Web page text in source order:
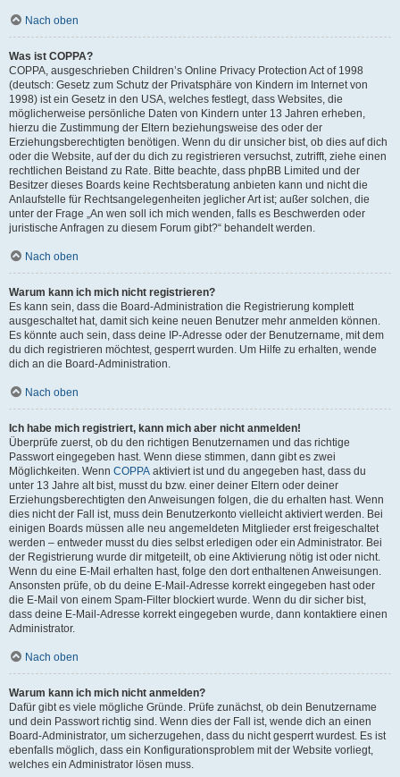
Nach oben
Was ist COPPA?
COPPA, ausgeschrieben Children’s Online Privacy Protection Act of 1998
(deutsch: Gesetz zum Schutz der Privatsphäre von Kindern im Internet von
1998) ist ein Gesetz in den USA, welches festlegt, dass Websites, die
möglicherweise persönliche Daten von Kindern unter 13 Jahren erheben,
hierzu die Zustimmung der Eltern beziehungsweise des oder der
Erziehungsberechtigten benötigen. Wenn du dir unsicher bist, ob dies auf dich
oder die Website, auf der du dich zu registrieren versuchst, zutrifft, ziehe einen
rechtlichen Beistand zu Rate. Bitte beachte, dass phpBB Limited und der
Besitzer dieses Boards keine Rechtsberatung anbieten kann und nicht die
Anlaufstelle für Rechtsangelegenheiten jeglicher Art ist; außer solchen, die
unter der Frage „An wen soll ich mich wenden, falls es Beschwerden oder
juristische Anfragen zu diesem Forum gibt?“ behandelt werden.
Nach oben
Warum kann ich mich nicht registrieren?
Es kann sein, dass die Board-Administration die Registrierung komplett
ausgeschaltet hat, damit sich keine neuen Benutzer mehr anmelden können.
Es könnte auch sein, dass deine IP-Adresse oder der Benutzername, mit dem
du dich registrieren möchtest, gesperrt wurden. Um Hilfe zu erhalten, wende
dich an die Board-Administration.
Nach oben
Ich habe mich registriert, kann mich aber nicht anmelden!
Überprüfe zuerst, ob du den richtigen Benutzernamen und das richtige
Passwort eingegeben hast. Wenn diese stimmen, dann gibt es zwei
Möglichkeiten. Wenn COPPA aktiviert ist und du angegeben hast, dass du
unter 13 Jahre alt bist, musst du bzw. einer deiner Eltern oder deiner
Erziehungsberechtigten den Anweisungen folgen, die du erhalten hast. Wenn
dies nicht der Fall ist, muss dein Benutzerkonto vielleicht aktiviert werden. Bei
einigen Boards müssen alle neu angemeldeten Mitglieder erst freigeschaltet
werden – entweder musst du dies selbst erledigen oder ein Administrator. Bei
der Registrierung wurde dir mitgeteilt, ob eine Aktivierung nötig ist oder nicht.
Wenn du eine E-Mail erhalten hast, folge den dort enthaltenen Anweisungen.
Ansonsten prüfe, ob du deine E-Mail-Adresse korrekt eingegeben hast oder
die E-Mail von einem Spam-Filter blockiert wurde. Wenn du dir sicher bist,
dass deine E-Mail-Adresse korrekt eingegeben wurde, dann kontaktiere einen
Administrator.
Nach oben
Warum kann ich mich nicht anmelden?
Dafür gibt es viele mögliche Gründe. Prüfe zunächst, ob dein Benutzername
und dein Passwort richtig sind. Wenn dies der Fall ist, wende dich an einen
Board-Administrator, um sicherzugehen, dass du nicht gesperrt wurdest. Es ist
ebenfalls möglich, dass ein Konfigurationsproblem mit der Website vorliegt,
welches ein Administrator lösen muss.